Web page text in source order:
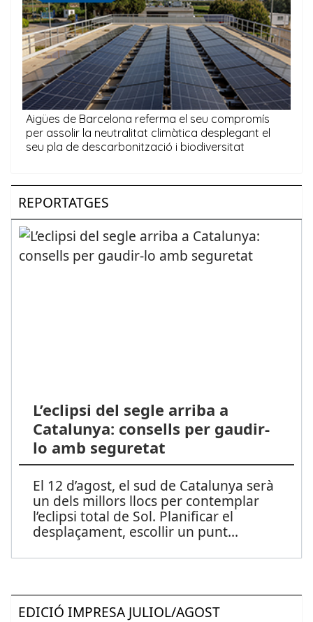
REPORTATGES
L’eclipsi del segle arriba a
Catalunya: consells per gaudir-
lo amb seguretat
El 12 d’agost, el sud de Catalunya serà
un dels millors llocs per contemplar
l’eclipsi total de Sol. Planificar el
desplaçament, escollir un punt...
EDICIÓ IMPRESA JULIOL/AGOST